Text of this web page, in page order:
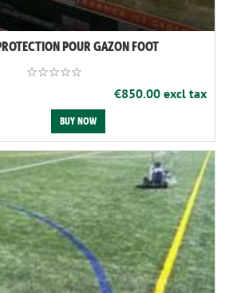
POUR GAZON FOOT
€850.00 excl tax